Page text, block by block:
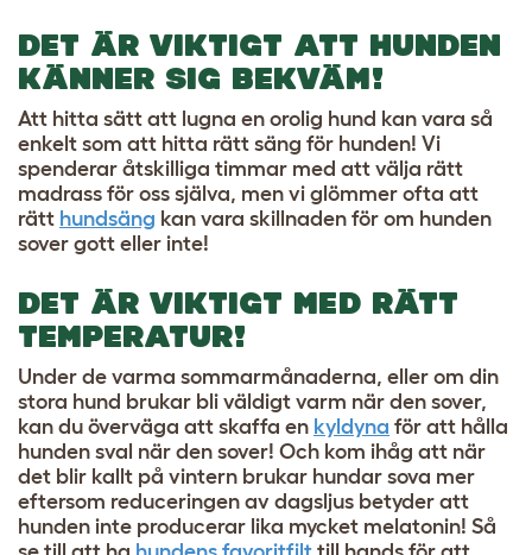
DET ÄR VIKTIGT ATT HUNDEN
KÄNNER SIG BEKVÄM!
Att hitta sätt att lugna en orolig hund kan vara så
enkelt som att hitta rätt säng för hunden! Vi
spenderar åtskilliga timmar med att välja rätt
madrass för oss själva, men vi glömmer ofta att
rätt hundsäng kan vara skillnaden för om hunden
sover gott eller inte!
DET ÄR VIKTIGT MED RÄTT
TEMPERATUR!
Under de varma sommarmånaderna, eller om din
stora hund brukar bli väldigt varm när den sover,
kan du överväga att skaffa en kyldyna för att hålla
hunden sval när den sover! Och kom ihåg att när
det blir kallt på vintern brukar hundar sova mer
eftersom reduceringen av dagsljus betyder att
hunden inte producerar lika mycket melatonin! Så